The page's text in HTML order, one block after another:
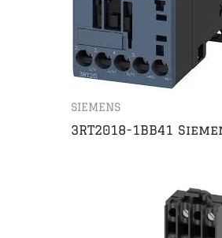
SIEMENS
3RT2018-1BB41